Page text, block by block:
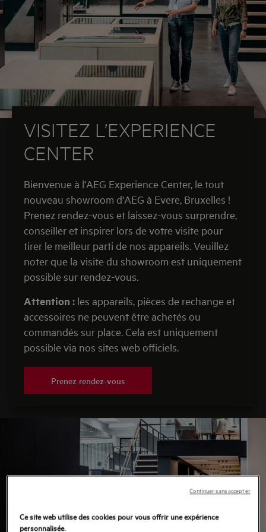
VISITEZ L’EXPERIENCE
CENTER
Bienvenue à l'AEG Experience Center, le tout
nouveau showroom d'AEG à Evere, Bruxelles !
Prenez rendez-vous et laissez-vous surprendre,
conseiller et inspirer lors de votre visite pour
tirer le meilleur parti de nos appareils. Veuillez
noter que la visite du showroom est uniquement
possible sur rendez-vous.
Attention : les appareils, pièces de rechange et
accessoires ne peuvent être achetés ou
commandés sur place. Cela est uniquement
possible via nos sites web officiels.
Prenez rendez-vous
Ce site web utilise des cookies pour vous offrir une expérience
personnalisée.
Continuer sans accepter